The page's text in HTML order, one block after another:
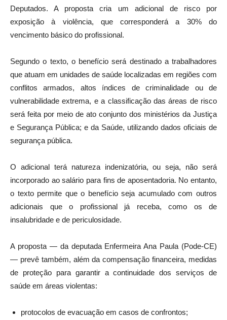
Deputados. A proposta cria um adicional de risco por
exposição à violência, que corresponderá a 30% do
vencimento básico do profissional.
Segundo o texto, o benefício será destinado a trabalhadores
que atuam em unidades de saúde localizadas em regiões com
conflitos armados, altos índices de criminalidade ou de
vulnerabilidade extrema, e a classificação das áreas de risco
será feita por meio de ato conjunto dos ministérios da Justiça
e Segurança Pública; e da Saúde, utilizando dados oficiais de
segurança pública.
O adicional terá natureza indenizatória, ou seja, não será
incorporado ao salário para fins de aposentadoria. No entanto,
o texto permite que o benefício seja acumulado com outros
adicionais que o profissional já receba, como os de
insalubridade e de periculosidade.
A proposta — da deputada Enfermeira Ana Paula (Pode-CE)
— prevê também, além da compensação financeira, medidas
de proteção para garantir a continuidade dos serviços de
saúde em áreas violentas:
protocolos de evacuação em casos de confrontos;